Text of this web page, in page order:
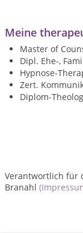
Meine
Master of
Dipl. Ehe-,
Hypnose-
Zert.
Diplom-
Verantwortlich für
Branahl